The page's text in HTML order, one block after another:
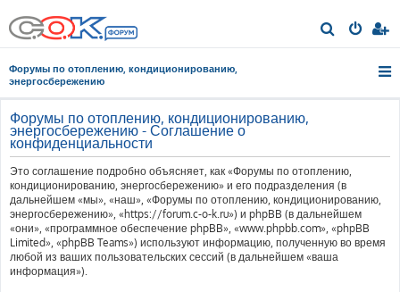
о
Форумы по отоплению, кондиционированию,
энергосбережению
Форумы по отоплению, кондиционированию,
энергосбережению - Соглашение о
конфиденциальности
Это соглашение подробно объясняет, как «Форумы по отоплению,
кондиционированию, энергосбережению» и его подразделения (в
дальнейшем «мы», «наш», «Форумы по отоплению, кондиционированию,
энергосбережению», «https://forum.c-o-k.ru») и phpBB (в дальнейшем
«они», «программное обеспечение phpBB», «www.phpbb.com», «phpBB
Limited», «phpBB Teams») используют информацию, полученную во время
любой из ваших пользовательских сессий (в дальнейшем «ваша
информация»).